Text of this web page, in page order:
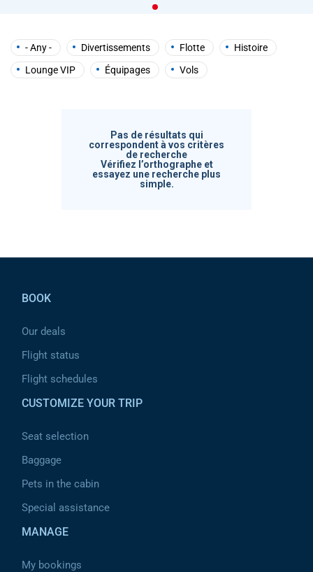
and
interact
with
the
content.
- Any - Divertissements Flotte
Histoire
Lounge VIP
Équipages Vols
Pas de résultats qui
correspondent à vos critères
de recherche
Vérifiez l’orthographe et
essayez une recherche plus
simple.
BOOK
Our deals
Flight status
Flight schedules
CUSTOMIZE YOUR TRIP
Seat selection
Baggage
Pets in the cabin
Special assistance
MANAGE
My bookings